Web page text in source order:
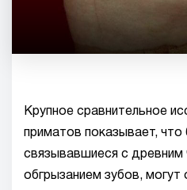
Крупное сравнительное
приматов показывает, что
связывавшиеся с древним
обгрызанием зубов, могут